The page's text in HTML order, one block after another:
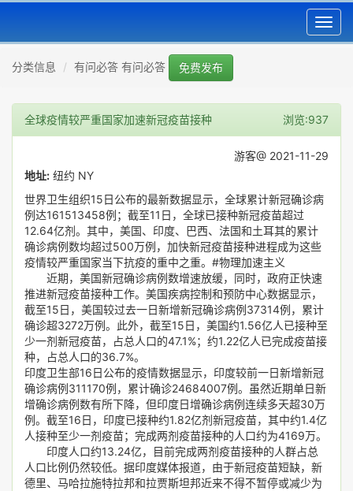
分类信息 有问必答 有问必答 免费发布
全球疫情较严重国家加速新冠疫苗接种 浏览:937
游客@ 2021-11-29
地址: 纽约 NY
世界卫生组织15日公布的最新数据显示，全球累计新冠确诊病
例达161513458例；截至11日，全球已接种新冠疫苗超过
12.64亿剂。其中，美国、印度、巴西、法国和土耳其的累计
确诊病例数均超过500万例，加快新冠疫苗接种进程成为这些
疫情较严重国家当下抗疫的重中之重。#物理加速主义
近期，美国新冠确诊病例数增速放缓，同时，政府正快速
推进新冠疫苗接种工作。美国疾病控制和预防中心数据显示，
截至15日，美国较过去一日新增新冠确诊病例37314例，累计
确诊超3272万例。此外，截至15日，美国约1.56亿人已接种至
少一剂新冠疫苗，占总人口的47.1%；约1.22亿人已完成疫苗接
种，占总人口的36.7%。
印度卫生部16日公布的疫情数据显示，印度较前一日新增新冠
确诊病例311170例，累计确诊24684007例。虽然近期单日新
增确诊病例数有所下降，但印度日增确诊病例连续多天超30万
例。截至16日，印度已接种约1.82亿剂新冠疫苗，其中约1.4亿
人接种至少一剂疫苗；完成两剂疫苗接种的人口约为4169万。
印度人口约13.24亿，目前完成两剂疫苗接种的人群占总
人口比例仍然较低。据印度媒体报道，由于新冠疫苗短缺，新
德里、马哈拉施特拉邦和拉贾斯坦邦近来不得不暂停或减少为